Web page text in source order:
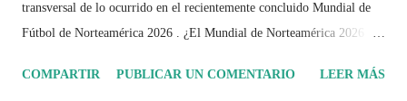
transversal de lo ocurrido en el recientemente concluido Mundial de
Fútbol de Norteamérica 2026 . ¿El Mundial de Norteamérica 2026 ha
el recorrido de cada selección con infografías inspiradas en la
COMPARTIR PUBLICAR UN COMENTARIO LEER MÁS